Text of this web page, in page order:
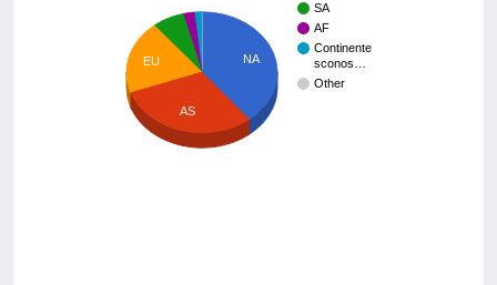
SA
AF
Continente
sconos…
Other
NA
EU
AS